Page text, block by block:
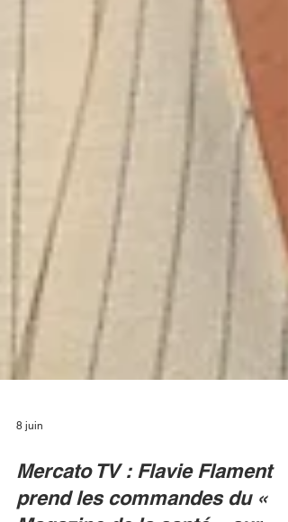
8 juin
Mercato TV : Flavie Flament